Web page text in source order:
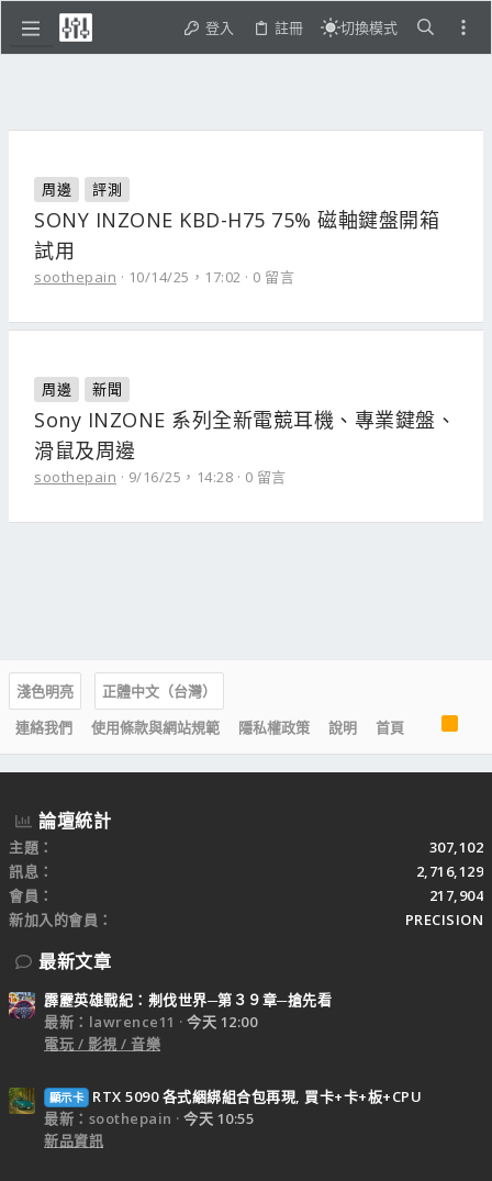
登入 註冊 切換模式
周邊 評測
SONY INZONE KBD-H75 75% 磁軸鍵盤開箱
試用
soothepain 10/14/25，17:02 0 留言
周邊 新聞
Sony INZONE 系列全新電競耳機、專業鍵盤、
滑鼠及周邊
soothepain 9/16/25，14:28 0 留言
淺色明亮
正體中文（台灣）
連絡我們
使用條款與網站規範 隱私權政策 說明 首頁
R
S
S
論壇統計
主題
307,102
訊息
2,716,129
會員
217,904
新加入的會員
PRECISION
最新文章
霹靂英雄戰紀：刜伐世界─第３９章─搶先看
最新：lawrence11
今天 12:00
電玩 / 影視 / 音樂
顯示卡
RTX 5090 各式綑綁組合包再現, 買卡+卡+板+CPU
最新：soothepain
今天 10:55
新品資訊